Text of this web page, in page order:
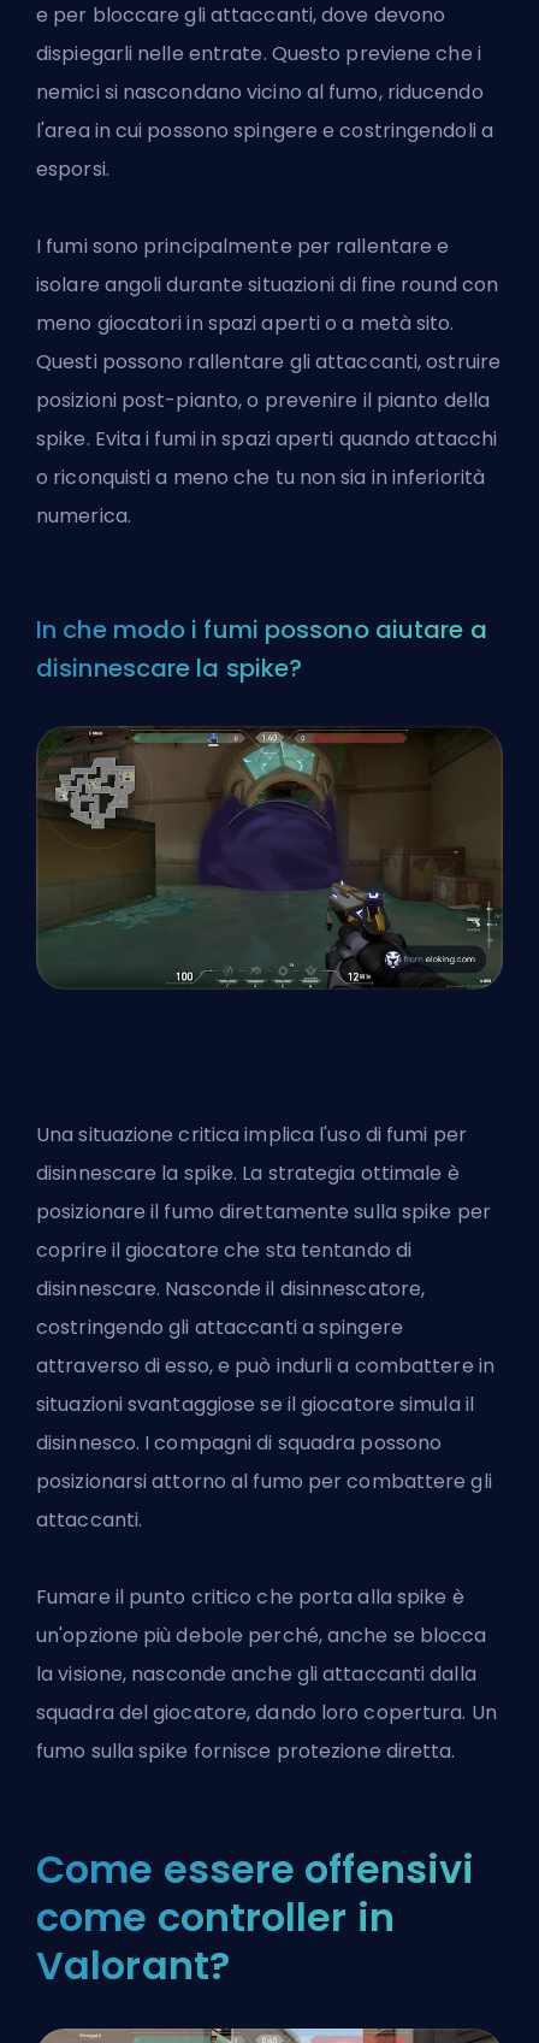
e per bloccare gli attaccanti, dove devono
dispiegarli nelle entrate. Questo previene che i
nemici si nascondano vicino al fumo, riducendo
l'area in cui possono spingere e costringendoli a
esporsi.
I fumi sono principalmente per rallentare e
isolare angoli durante situazioni di fine round con
meno giocatori in spazi aperti o a metà sito.
Questi possono rallentare gli attaccanti, ostruire
posizioni post-pianto, o prevenire il pianto della
spike. Evita i fumi in spazi aperti quando attacchi
o riconquisti a meno che tu non sia in inferiorità
numerica.
In che modo i fumi possono aiutare a
disinnescare la spike?
Una situazione critica implica l'uso di fumi per
disinnescare la spike. La strategia ottimale è
posizionare il fumo direttamente sulla spike per
coprire il giocatore che sta tentando di
disinnescare. Nasconde il disinnescatore,
costringendo gli attaccanti a spingere
attraverso di esso, e può indurli a combattere in
situazioni svantaggiose se il giocatore simula il
disinnesco. I compagni di squadra possono
posizionarsi attorno al fumo per combattere gli
attaccanti.
Fumare il punto critico che porta alla spike è
un'opzione più debole perché, anche se blocca
la visione, nasconde anche gli attaccanti dalla
squadra del giocatore, dando loro copertura. Un
fumo sulla spike fornisce protezione diretta.
Come essere offensivi
come controller in
Valorant?